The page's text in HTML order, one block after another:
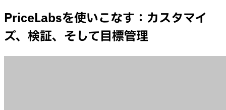
PriceLabsを使いこなす：カスタマイ
ズ、検証、そして目標管理